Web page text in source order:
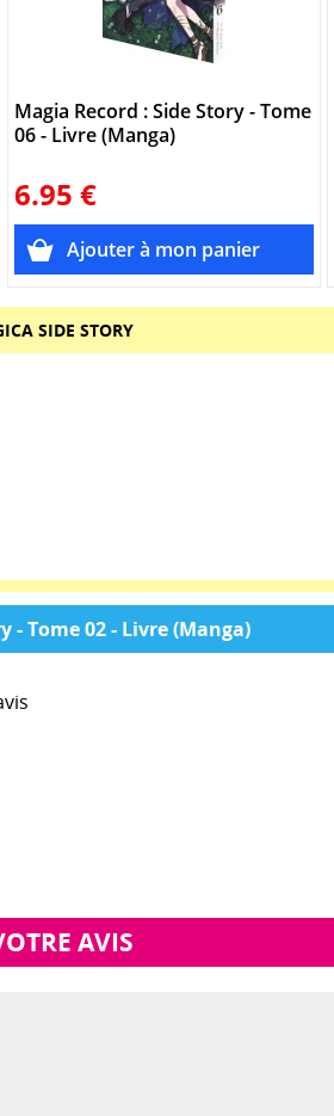
Magia Record : Side Story - Tome
06 - Livre (Manga)
6.95 €
SIDE STORY
- Tome 02 - Livre (Manga)
AVIS